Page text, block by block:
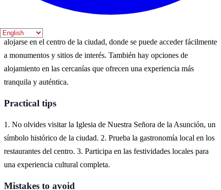
Where to experience it
Para experimentar el tema histórico de Puente Genil, se recomienda
alojarse en el centro de la ciudad, donde se puede acceder fácilmente
a monumentos y sitios de interés. También hay opciones de
alojamiento en las cercanías que ofrecen una experiencia más
tranquila y auténtica.
Practical tips
1. No olvides visitar la Iglesia de Nuestra Señora de la Asunción, un
símbolo histórico de la ciudad. 2. Prueba la gastronomía local en los
restaurantes del centro. 3. Participa en las festividades locales para
una experiencia cultural completa.
Mistakes to avoid